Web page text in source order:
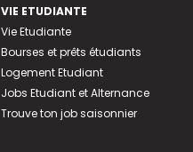
VIE ETUDIANTE
Vie Etudiante
Bourses et prêts étudiants
Logement Etudiant
Jobs Etudiant et Alternance
Trouve ton job saisonnier